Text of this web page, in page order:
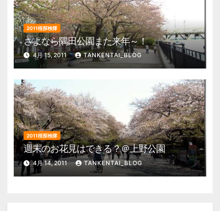
2011桜探検隊
さよなら隅田公園また来年～！
4月 15, 2011 TANKENTAI_BLOG
2011桜探検隊
週末のお花見はできる？＠上野公園
4月 14, 2011 TANKENTAI_BLOG